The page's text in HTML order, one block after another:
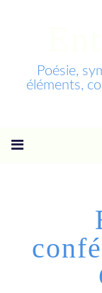
Poésie,
éléments,